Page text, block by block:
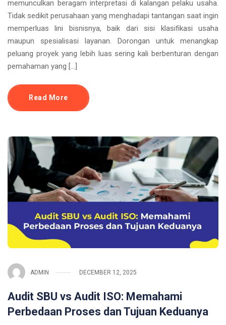
memunculkan beragam interpretasi di kalangan pelaku usaha.
Tidak sedikit perusahaan yang menghadapi tantangan saat ingin
memperluas lini bisnisnya, baik dari sisi klasifikasi usaha
maupun spesialisasi layanan. Dorongan untuk menangkap
peluang proyek yang lebih luas sering kali berbenturan dengan
pemahaman yang […]
Read More
ADMIN DECEMBER 12, 2025
Audit SBU vs Audit ISO: Memahami
Perbedaan Proses dan Tujuan Keduanya